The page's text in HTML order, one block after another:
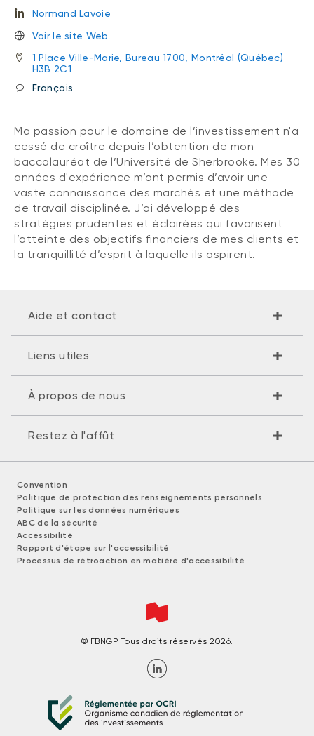
Normand Lavoie
Voir le site Web
1 Place Ville-Marie, Bureau 1700, Montréal (Québec)
H3B 2C1
Français
Ma passion pour le domaine de l’investissement n'a
cessé de croître depuis l’obtention de mon
baccalauréat de l’Université de Sherbrooke. Mes 30
années d'expérience m’ont permis d’avoir une
vaste connaissance des marchés et une méthode
de travail disciplinée. J’ai développé des
stratégies prudentes et éclairées qui favorisent
l’atteinte des objectifs financiers de mes clients et
la tranquillité d’esprit à laquelle ils aspirent.
Aide et contact
Liens utiles
À propos de nous
Restez à l'affût
Convention
Politique de protection des renseignements personnels
Politique sur les données numériques
ABC de la sécurité
Accessibilité
Rapport d'étape sur l'accessibilité
Processus de rétroaction en matière d'accessibilité
© FBNGP Tous droits réservés 2026.